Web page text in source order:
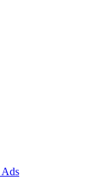
Ads